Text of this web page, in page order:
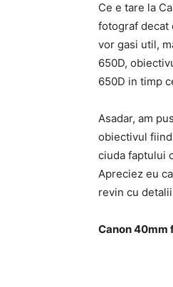
Ce e tare la
fotograf decat
vor gasi util,
650D,
650D in timp
Asadar, am
obiectivul
ciuda faptului
Apreciez eu
revin cu
Canon 40mm